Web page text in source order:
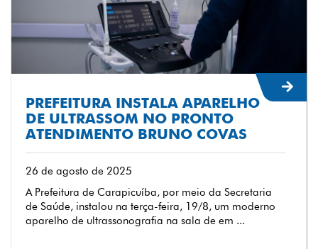
PREFEITURA INSTALA APARELHO
DE ULTRASSOM NO PRONTO
ATENDIMENTO BRUNO COVAS
26 de agosto de 2025
A Prefeitura de Carapicuíba, por meio da Secretaria
de Saúde, instalou na terça-feira, 19/8, um moderno
aparelho de ultrassonografia na sala de em ...